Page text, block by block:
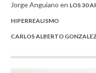
Jorge Anguiano en LOS 30
HIPERREALISMO
CARLOS ALBERTO